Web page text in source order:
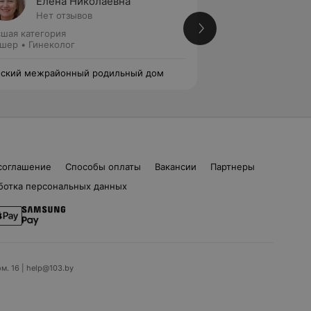
Нет отзывов
категория
• Гинеколог
межрайонный родильный дом
Способы оплаты Вакансии
Партнеры
персональных данных
16 | help@103.by